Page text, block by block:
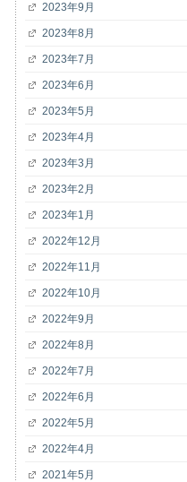
2023年9月
2023年8月
2023年7月
2023年6月
2023年5月
2023年4月
2023年3月
2023年2月
2023年1月
2022年12月
2022年11月
2022年10月
2022年9月
2022年8月
2022年7月
2022年6月
2022年5月
2022年4月
2021年5月